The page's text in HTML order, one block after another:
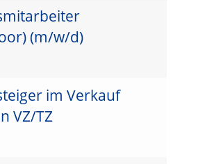
(m/w/d)
im Verkauf
VZ/TZ